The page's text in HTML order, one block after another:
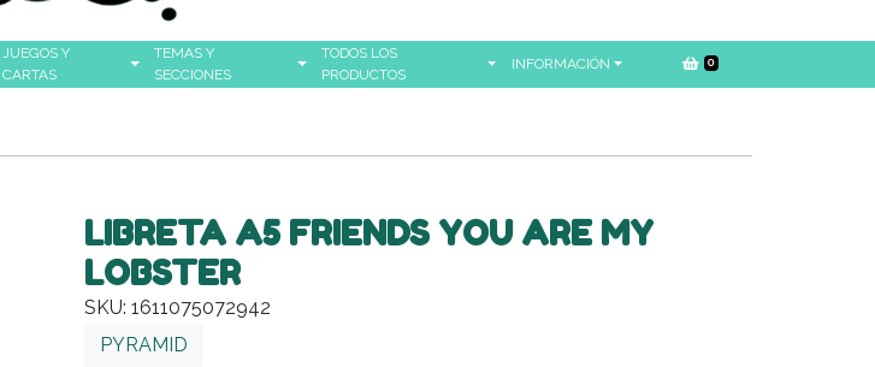
JUEGOS Y
CARTAS
TEMAS Y
SECCIONES
TODOS LOS
PRODUCTOS
INFORMACIÓN 0
LIBRETA A5 FRIENDS YOU ARE MY
LOBSTER
SKU: 1611075072942
PYRAMID